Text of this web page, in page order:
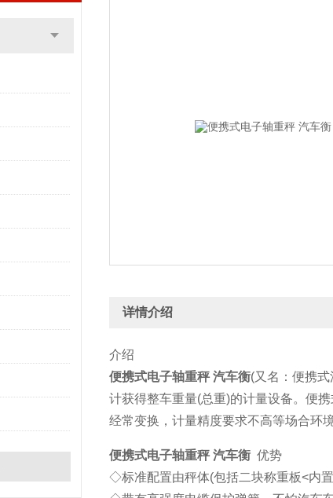
详情介绍
介绍
便携式电子轴重秤 汽车衡(又名：便携
计获得整车重量(总重)的计量设备。便
经常变换，计量精度要求不高等场合环
便携式电子轴重秤 汽车衡 优势
◇标准配置由秤体(包括二块称重板<内